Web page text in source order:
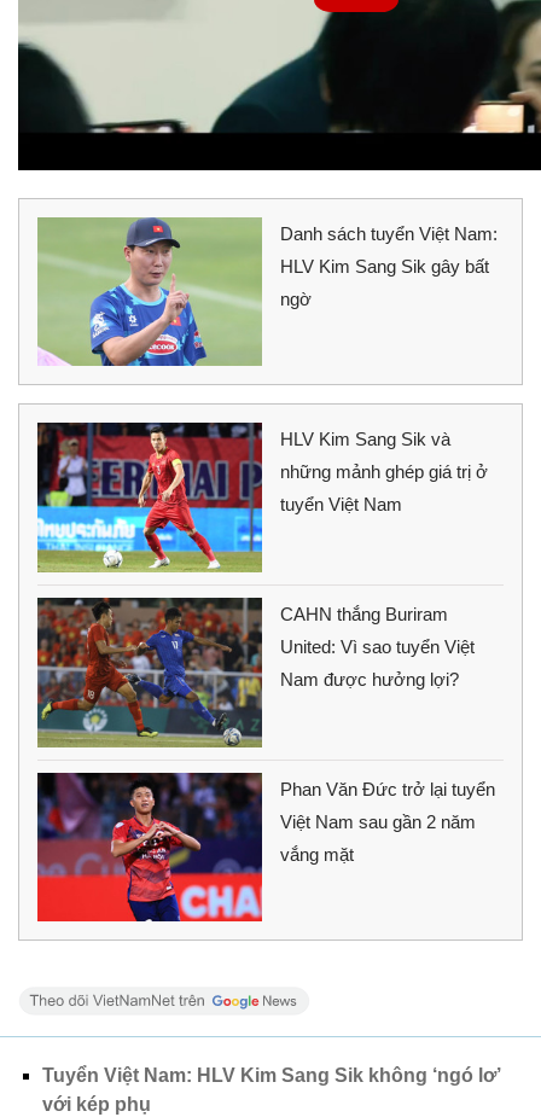
Danh sách tuyển Việt Nam:
HLV Kim Sang Sik gây bất
ngờ
HLV Kim Sang Sik và
những mảnh ghép giá trị ở
tuyển Việt Nam
CAHN thắng Buriram
United: Vì sao tuyển Việt
Nam được hưởng lợi?
Phan Văn Đức trở lại tuyển
Việt Nam sau gần 2 năm
vắng mặt
Tuyển Việt Nam: HLV Kim Sang Sik không ‘ngó lơ’
với kép phụ